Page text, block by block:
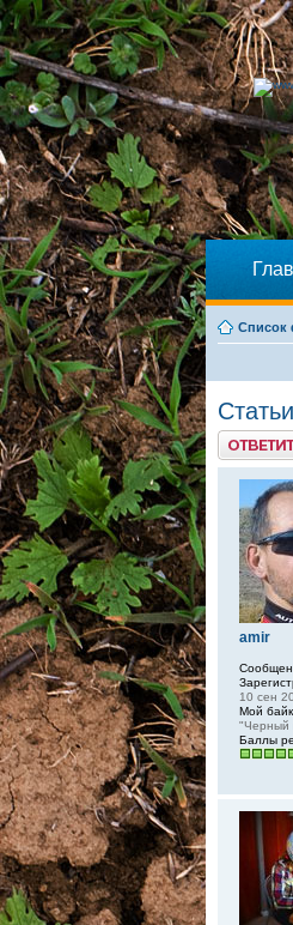
Список
Ответить
amir
10 сен
Мой
"Черный
Баллы